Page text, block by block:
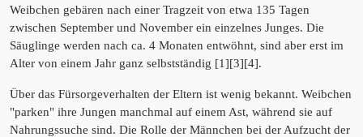
Weibchen gebären nach einer Tragzeit von etwa 135 Tagen
zwischen September und November ein einzelnes Junges. Die
Säuglinge werden nach ca. 4 Monaten entwöhnt, sind aber erst im
Alter von einem Jahr ganz selbstständig [1][3][4].
Über das Fürsorgeverhalten der Eltern ist wenig bekannt. Weibchen
"parken" ihre Jungen manchmal auf einem Ast, während sie auf
Nahrungssuche sind. Die Rolle der Männchen bei der Aufzucht der